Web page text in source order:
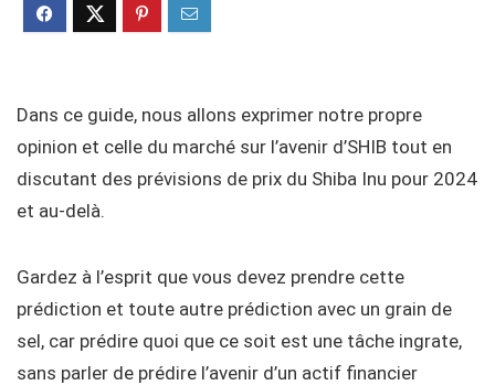
Dans ce guide, nous allons exprimer notre propre
opinion et celle du marché sur l’avenir d’SHIB tout en
discutant des prévisions de prix du Shiba Inu pour 2024
et au-delà.
Gardez à l’esprit que vous devez prendre cette
prédiction et toute autre prédiction avec un grain de
sel, car prédire quoi que ce soit est une tâche ingrate,
sans parler de prédire l’avenir d’un actif financier